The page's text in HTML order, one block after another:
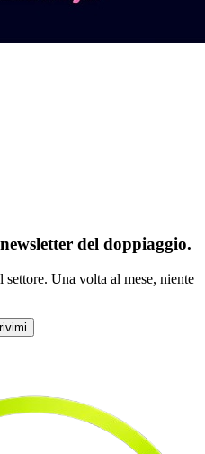
del doppiaggio.
Una volta al mese, niente